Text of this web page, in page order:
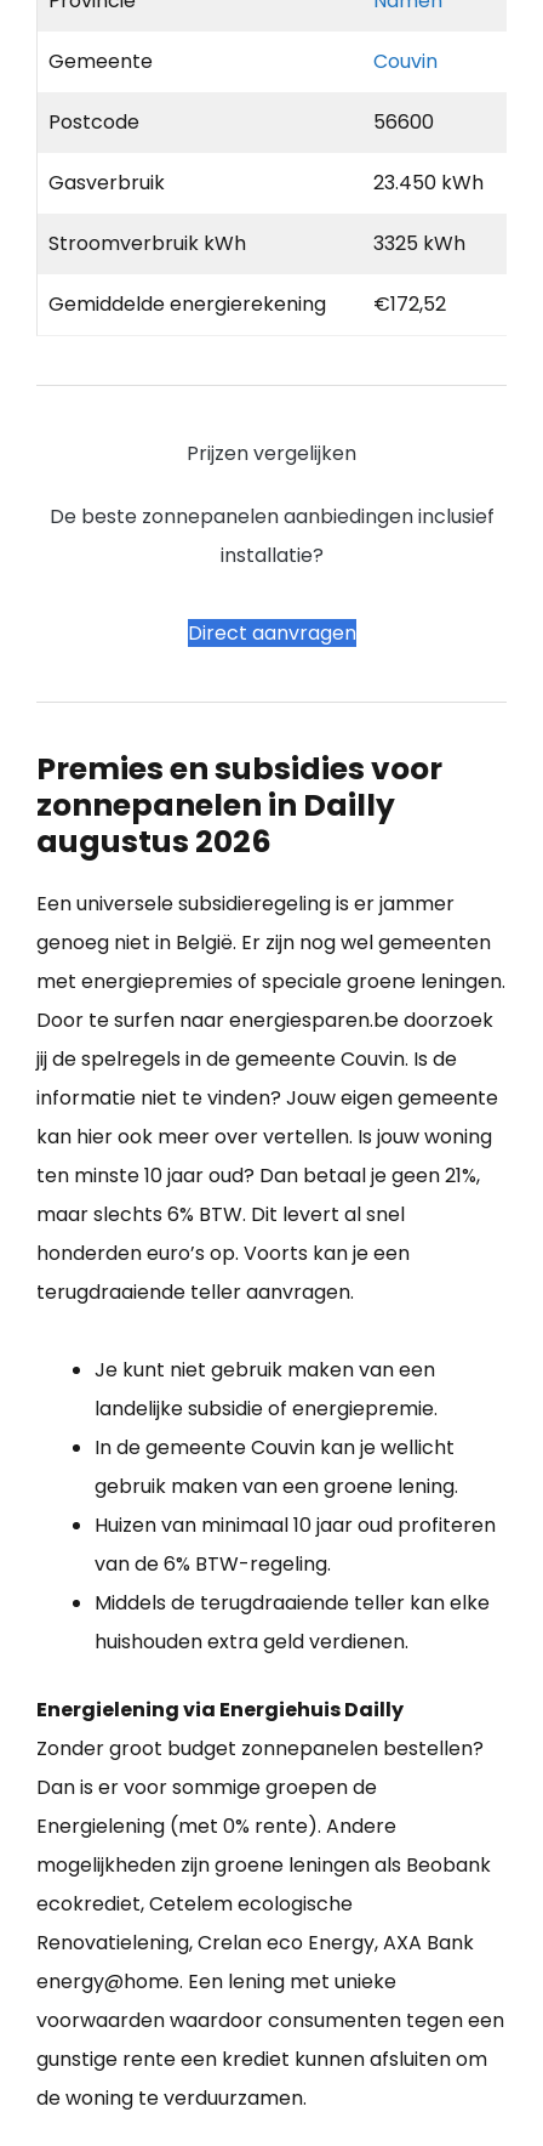
Gemeente Couvin
Postcode 56600
Gasverbruik 23.450 kWh
Stroomverbruik kWh 3325 kWh
Gemiddelde energierekening €172,52
Prijzen vergelijken
De beste zonnepanelen aanbiedingen inclusief
installatie?
Direct aanvragen
Premies en subsidies voor
zonnepanelen in Dailly
augustus 2026
Een universele subsidieregeling is er jammer
genoeg niet in België. Er zijn nog wel gemeenten
met energiepremies of speciale groene leningen.
Door te surfen naar energiesparen.be doorzoek
jij de spelregels in de gemeente Couvin. Is de
informatie niet te vinden? Jouw eigen gemeente
kan hier ook meer over vertellen. Is jouw woning
ten minste 10 jaar oud? Dan betaal je geen 21%,
maar slechts 6% BTW. Dit levert al snel
honderden euro’s op. Voorts kan je een
terugdraaiende teller aanvragen.
Je kunt niet gebruik maken van een
landelijke subsidie of energiepremie.
In de gemeente Couvin kan je wellicht
gebruik maken van een groene lening.
Huizen van minimaal 10 jaar oud profiteren
van de 6% BTW-regeling.
Middels de terugdraaiende teller kan elke
huishouden extra geld verdienen.
Energielening via Energiehuis Dailly
Zonder groot budget zonnepanelen bestellen?
Dan is er voor sommige groepen de
Energielening (met 0% rente). Andere
mogelijkheden zijn groene leningen als Beobank
ecokrediet, Cetelem ecologische
Renovatielening, Crelan eco Energy, AXA Bank
energy@home. Een lening met unieke
voorwaarden waardoor consumenten tegen een
gunstige rente een krediet kunnen afsluiten om
de woning te verduurzamen.